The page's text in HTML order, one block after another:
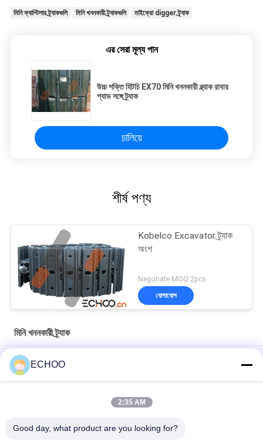
মিনি ক্যাপ্টিলার ট্র্যাকগুলি মিনি খননকারী ট্র্যাকগুলি মাইক্রো digger ট্র্যাক
এর সেরা মূল্য পান
উচ্চ শক্তি হিটচি EX70 মিনি খননকারী ব্ল্যাক রাবার
প্যাড সঙ্গে ট্র্যাক
চালিয়ে
শীর্ষ পণ্য
Kobelco Excavator ট্র্যাক
অংশ
Negotiate MOQ:2pcs
যোগাযোগ
মিনি খননকারী ট্র্যাক
ন্যানসন 3000 মিনি এক্সক্যাভেটর ট্র্যাক চেইন অ্যাসি আন্ডারওয়্যার পার্ট ট্র্যাক গ্রুপ লিঙ্ক
KOMATSU কম্প্যাক্ট খননকারী অংশ PC88MR -8 ট্র্যাক গ্রুপ Polyurethane
ECHOO
2:35 AM
Good day, what product are you looking for?